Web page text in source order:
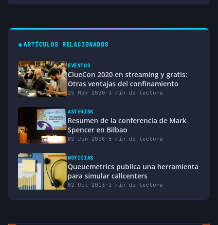
◈ARTÍCULOS RELACIONADOS
EVENTOS
ClueCon 2020 en streaming y gratis:
Otras ventajas del confinamiento
25 May 2020 · 3 min de lectura
ASTERISK
Resumen de la conferencia de Mark
Spencer en Bilbao
02 Jun 2008 · 5 min de lectura
NOTICIAS
Queuemetrics publica una herramienta
para simular callcenters
02 Oct 2013 · 1 min de lectura